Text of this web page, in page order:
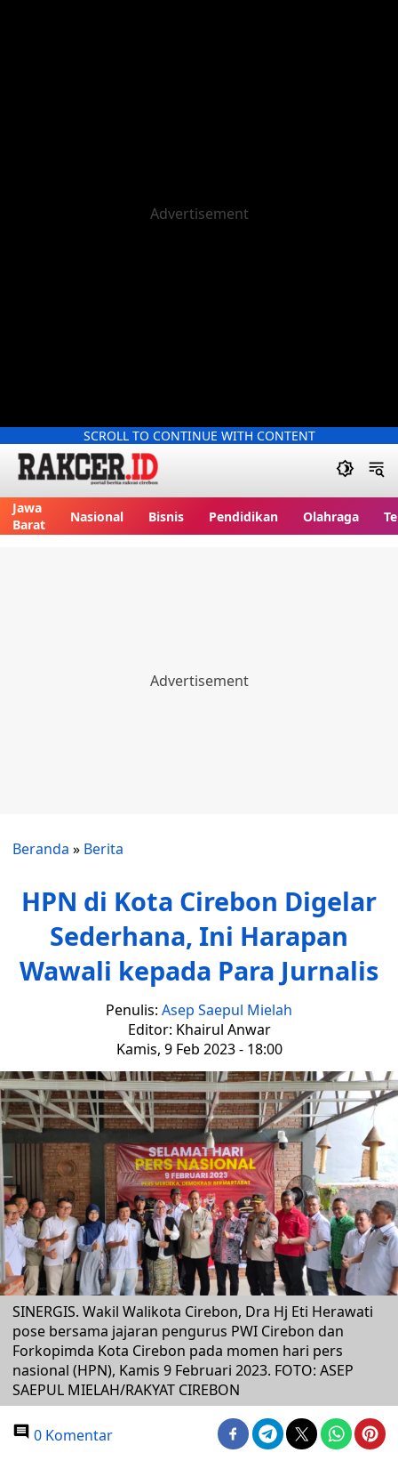
SCROLL TO CONTINUE WITH CONTENT
Jawa
Barat
Nasional Bisnis Pendidikan Olahraga
Beranda » Berita
HPN di Kota Cirebon Digelar
Sederhana, Ini Harapan
Wawali kepada Para Jurnalis
Penulis: Asep Saepul Mielah
Editor: Khairul Anwar
Kamis, 9 Feb 2023 - 18:00
SINERGIS. Wakil Walikota Cirebon, Dra Hj Eti Herawati
pose bersama jajaran pengurus PWI Cirebon dan
Forkopimda Kota Cirebon pada momen hari pers
nasional (HPN), Kamis 9 Februari 2023. FOTO: ASEP
SAEPUL MIELAH/RAKYAT CIREBON
0 Komentar